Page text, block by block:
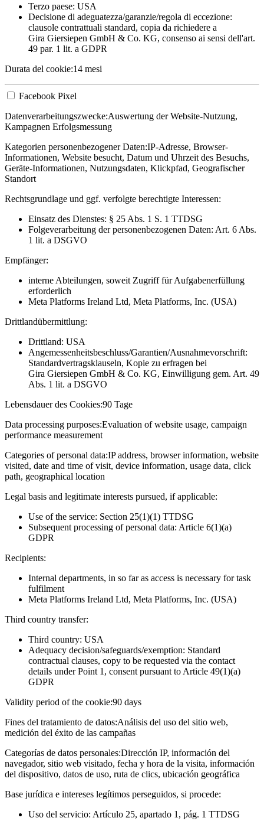
Terzo paese: USA
Decisione di adeguatezza/garanzie/regola di eccezione:
clausole contrattuali standard, copia da richiedere a
Gira Giersiepen GmbH & Co. KG, consenso ai sensi dell'art.
49 par. 1 lit. a GDPR
Durata del cookie:14 mesi
Facebook Pixel
Datenverarbeitungszwecke:Auswertung der Website-Nutzung,
Kampagnen Erfolgsmessung
Kategorien personenbezogener Daten:IP-Adresse, Browser-
Informationen, Website besucht, Datum und Uhrzeit des Besuchs,
Geräte-Informationen, Nutzungsdaten, Klickpfad, Geografischer
Standort
Rechtsgrundlage und ggf. verfolgte berechtigte Interessen:
Einsatz des Dienstes: § 25 Abs. 1 S. 1 TTDSG
Folgeverarbeitung der personenbezogenen Daten: Art. 6 Abs.
1 lit. a DSGVO
Empfänger:
interne Abteilungen, soweit Zugriff für Aufgabenerfüllung
erforderlich
Meta Platforms Ireland Ltd, Meta Platforms, Inc. (USA)
Drittlandübermittlung:
Drittland: USA
Angemessenheitsbeschluss/Garantien/Ausnahmevorschrift:
Standardvertragsklauseln, Kopie zu erfragen bei
Gira Giersiepen GmbH & Co. KG, Einwilligung gem. Art. 49
Abs. 1 lit. a DSGVO
Lebensdauer des Cookies:90 Tage
Data processing purposes:Evaluation of website usage, campaign
performance measurement
Categories of personal data:IP address, browser information, website
visited, date and time of visit, device information, usage data, click
path, geographical location
Legal basis and legitimate interests pursued, if applicable:
Use of the service: Section 25(1)(1) TTDSG
Subsequent processing of personal data: Article 6(1)(a)
GDPR
Recipients:
Internal departments, in so far as access is necessary for task
fulfilment
Meta Platforms Ireland Ltd, Meta Platforms, Inc. (USA)
Third country transfer:
Third country: USA
Adequacy decision/safeguards/exemption: Standard
contractual clauses, copy to be requested via the contact
details under Point 1, consent pursuant to Article 49(1)(a)
GDPR
Validity period of the cookie:90 days
Fines del tratamiento de datos:Análisis del uso del sitio web,
medición del éxito de las campañas
Categorías de datos personales:Dirección IP, información del
navegador, sitio web visitado, fecha y hora de la visita, información
del dispositivo, datos de uso, ruta de clics, ubicación geográfica
Base jurídica e intereses legítimos perseguidos, si procede:
Uso del servicio: Artículo 25, apartado 1, pág. 1 TTDSG